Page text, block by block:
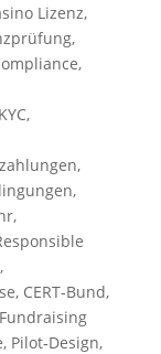
Lizenz,
CERT‑Bund,
Pilot‑Design,